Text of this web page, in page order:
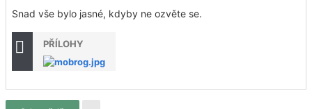
Snad vše bylo jasné, kdyby ne ozvěte se.
PŘÍLOHY